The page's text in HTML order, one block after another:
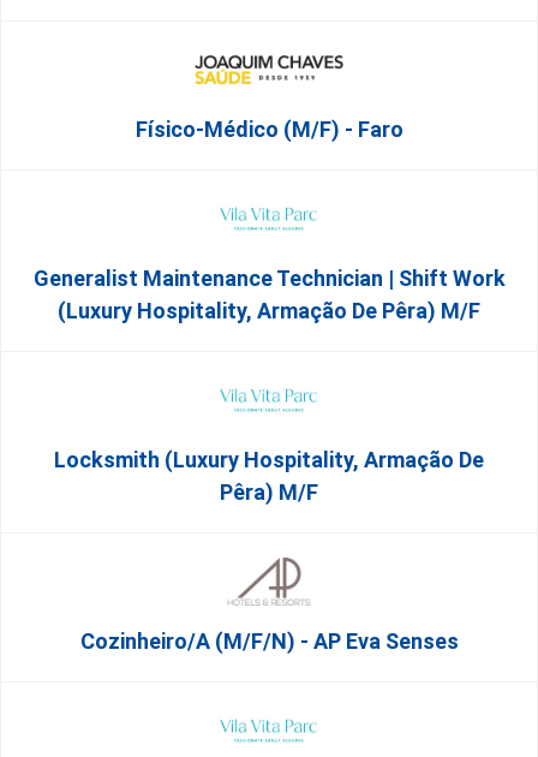
Físico-Médico (M/F) - Faro
Generalist Maintenance Technician | Shift Work
(Luxury Hospitality, Armação De Pêra) M/f
Locksmith (Luxury Hospitality, Armação De
Pêra) M/f
Cozinheiro/a (M/F/N) - AP Eva Senses